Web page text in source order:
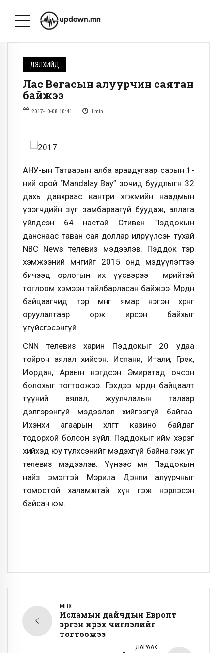
ДЭЛХИЙД
Лас Вегасын алуурчин саятан
байжээ
2017-10-08 10:41 1 min
АНУ-ын Татварын алба аравдугаар сарын 1-
ний орой “Mandalay Bay” зочид буудлыгн 32
дахь давхраас кантри хөгжмийн наадмын
үзэгчдийн зүг замбараагүй буудаж, аллага
үйлдсэн 64 настай Стивен Пэддокын
данснаас таван сая доллар илрүүлсэн тухай
NBC News телевиз мэдээлэв. Пэддок тэр
хэмжээний мөнгийг 2015 онд мэдүүлэгтээ
бичээд орлогын их үүсвэрээ мөрийтэй
тоглоом хэмээн тайлбарласан байжээ. Мөрдөн
байцаагчид тэр мөнгө ямар нэгэн хөрөнгө
оруулалтаар орж ирсэн байхыг
үгүйсгэсэнгүй.
CNN телевиз харин Пэддокыг 20 удаа
тойрон аялал хийсэн. Испани, Итали, Грек,
Иордан, Араын нэгдсэн Эмиратад очсон
болохыг тогтоожээ. Гэхдээ мөрдөн байцаалт
түүний аялал, жуулчлалын талаар
дэлгэрэнгүй мэдээлэл хийгээгүй байгаа.
Ихэнхи агаарын хөлөгт казино байдаг
тодорхой болсон зүйл. Пэддокыг ийм хэрэг
хийхэд юу түлхсэнийг мэдэхгүй байна гэж уг
телевиз мэдээлэв. Үүнээс өмнө Пэддокын
найз эмэгтэй Мэрила Дэнли алуурчныг
томоотой халамжтай хүн гэж нэрлэсэн
байсан юм.
ӨМНӨХ
Исламын дайчдын Европт
эргэн ирэх чиглэлийг
тогтоожээ
ДАРААХ